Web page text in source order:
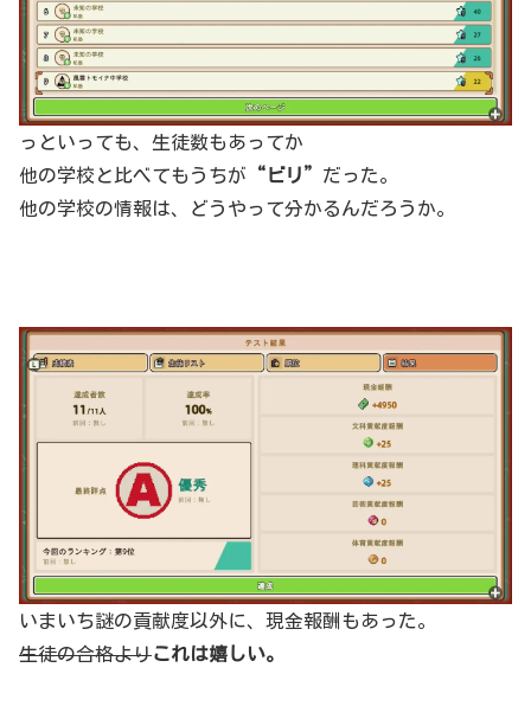
っといっても、生徒数もあってか
他の学校と比べてもうちが “ビリ” だった。
他の学校の情報は、どうやって分かるんだろうか。
いまいち謎の貢献度以外に、現金報酬もあった。
生徒の合格よりこれは嬉しい。